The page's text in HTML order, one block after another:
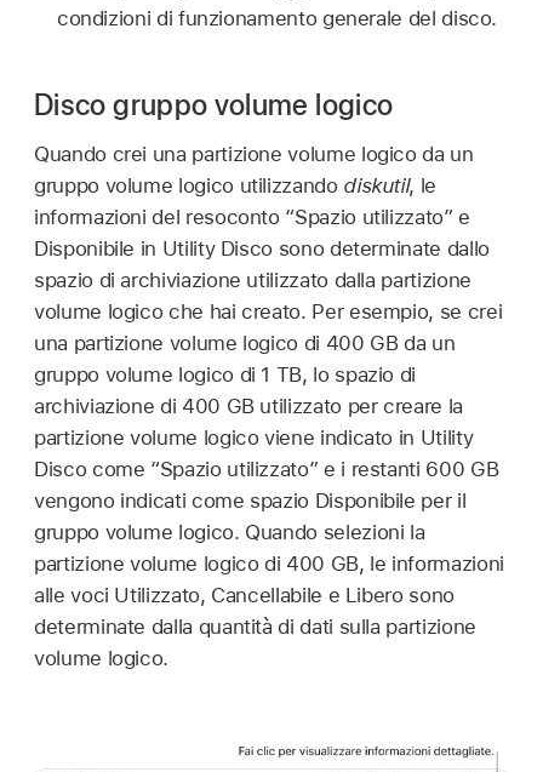
condizioni di funzionamento generale del disco.
Disco gruppo volume logico
Quando crei una partizione volume logico da un
gruppo volume logico utilizzando diskutil, le
informazioni del resoconto “Spazio utilizzato” e
Disponibile in Utility Disco sono determinate dallo
spazio di archiviazione utilizzato dalla partizione
volume logico che hai creato. Per esempio, se crei
una partizione volume logico di 400 GB da un
gruppo volume logico di 1 TB, lo spazio di
archiviazione di 400 GB utilizzato per creare la
partizione volume logico viene indicato in Utility
Disco come “Spazio utilizzato” e i restanti 600 GB
vengono indicati come spazio Disponibile per il
gruppo volume logico. Quando selezioni la
partizione volume logico di 400 GB, le informazioni
alle voci Utilizzato, Cancellabile e Libero sono
determinate dalla quantità di dati sulla partizione
volume logico.